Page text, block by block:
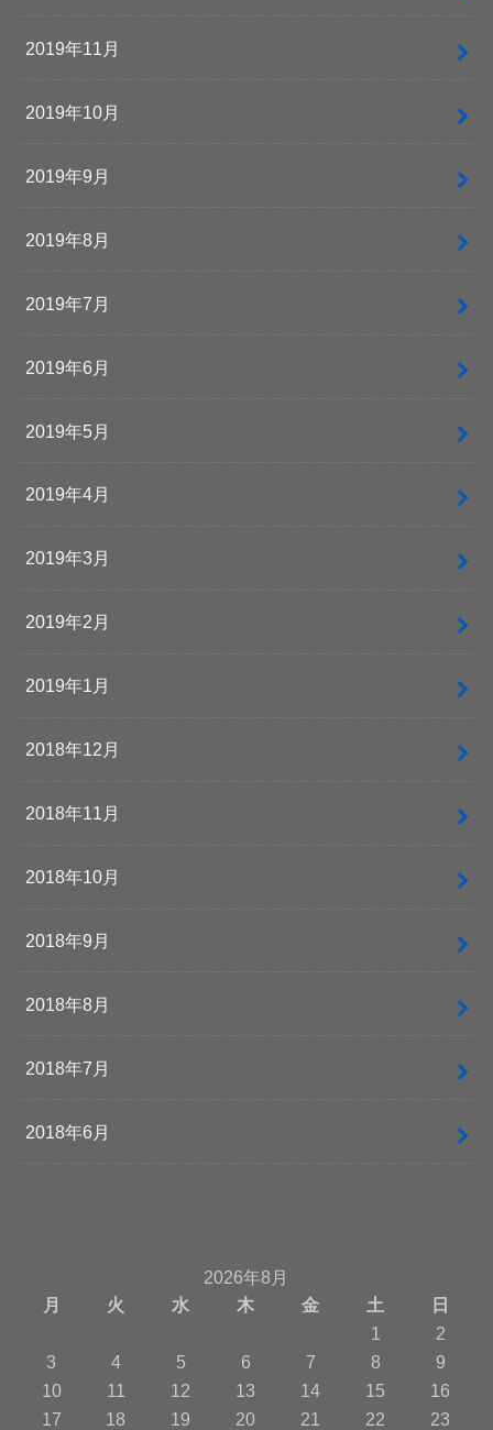
2019年11月
2019年10月
2019年9月
2019年8月
2019年7月
2019年6月
2019年5月
2019年4月
2019年3月
2019年2月
2019年1月
2018年12月
2018年11月
2018年10月
2018年9月
2018年8月
2018年7月
2018年6月
2026年8月
月
火 水 木 金 土
日
1
2
3
4 5 6 7 8
9
10
11 12 13 14 15
16
17
18 19 20 21 22 23